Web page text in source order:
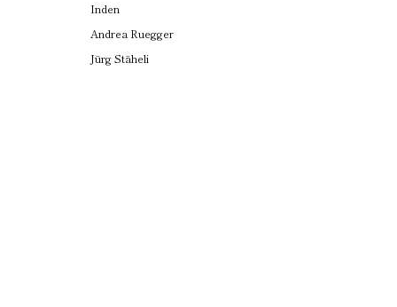
Inden
Andrea Ruegger
Jürg Stäheli